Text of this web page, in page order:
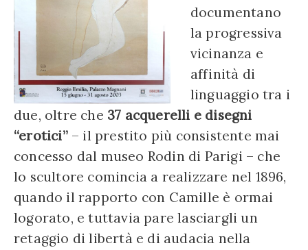
documentano
la progressiva
vicinanza e
affinità di
linguaggio tra i
due, oltre che 37 acquerelli e disegni
“erotici”– il prestito più consistente mai
concesso dal museo Rodin di Parigi – che
lo scultore comincia a realizzare nel 1896,
quando il rapporto con Camille è ormai
logorato, e tuttavia pare lasciargli un
retaggio di libertà e di audacia nella